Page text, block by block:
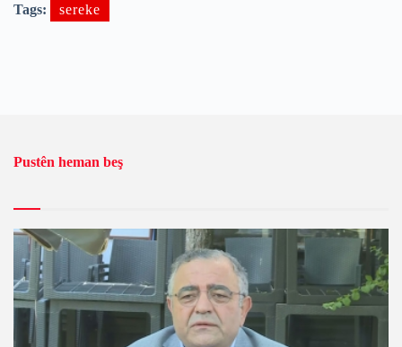
Tags: sereke
Pustên heman beş